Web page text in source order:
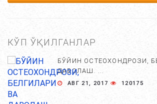
КЎП ЎҚИЛГАНЛАР
БЎЙИН ОСТЕОХОНДРОЗИ,
ДАВОЛАШ. ...
АВГ 21, 2017 120175